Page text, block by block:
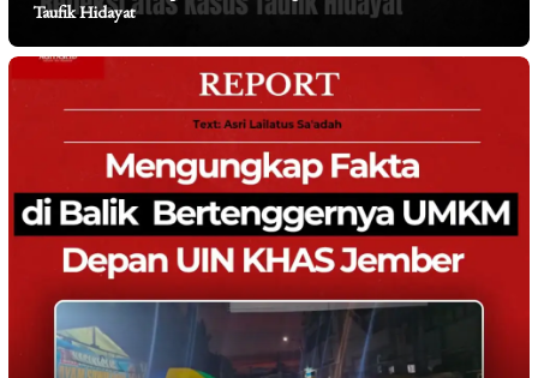
Taufik Hidayat